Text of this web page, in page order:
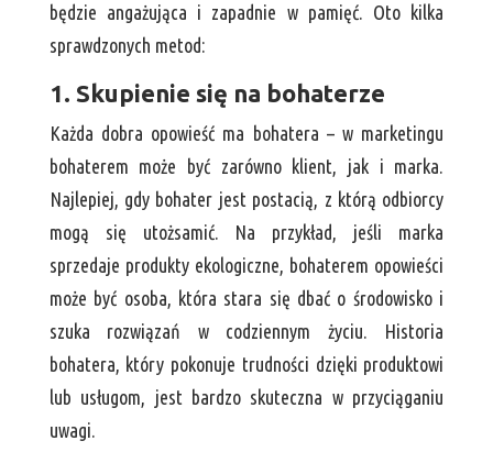
będzie angażująca i zapadnie w pamięć. Oto kilka
sprawdzonych metod:
1. Skupienie się na bohaterze
Każda dobra opowieść ma bohatera – w marketingu
bohaterem może być zarówno klient, jak i marka.
Najlepiej, gdy bohater jest postacią, z którą odbiorcy
mogą się utożsamić. Na przykład, jeśli marka
sprzedaje produkty ekologiczne, bohaterem opowieści
może być osoba, która stara się dbać o środowisko i
szuka rozwiązań w codziennym życiu. Historia
bohatera, który pokonuje trudności dzięki produktowi
lub usługom, jest bardzo skuteczna w przyciąganiu
uwagi.